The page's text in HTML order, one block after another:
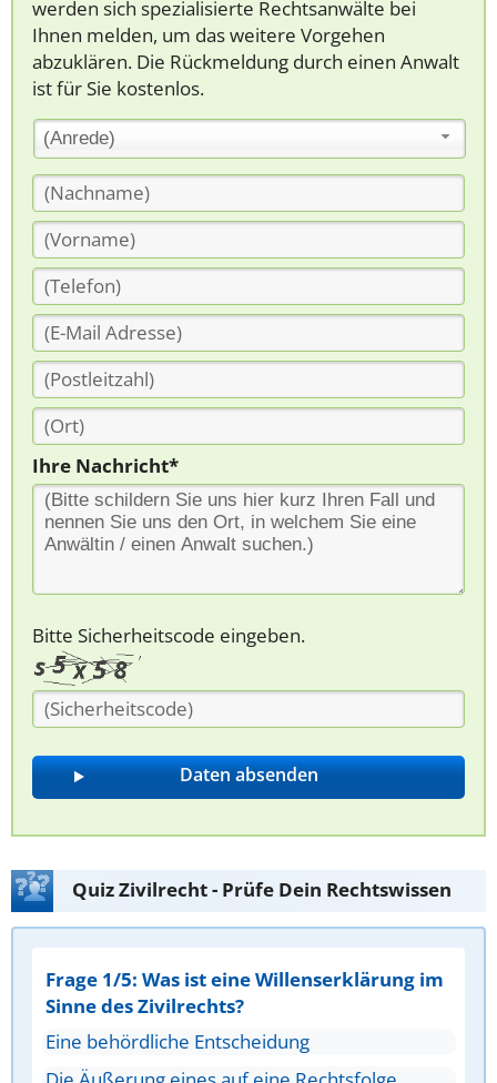
werden sich spezialisierte Rechtsanwälte bei
Ihnen melden, um das weitere Vorgehen
abzuklären. Die Rückmeldung durch einen Anwalt
ist für Sie kostenlos.
(Anrede)
Ihre Nachricht*
Bitte Sicherheitscode eingeben.
Quiz Zivilrecht - Prüfe Dein Rechtswissen
Frage 1/5: Was ist eine Willenserklärung im
Sinne des Zivilrechts?
Eine behördliche Entscheidung